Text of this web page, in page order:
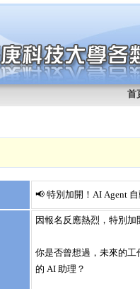
首
📢 特別加開！AI Agent
因報名反應熱烈，特別加
你是否曾想過，未來的
的 AI 助理？